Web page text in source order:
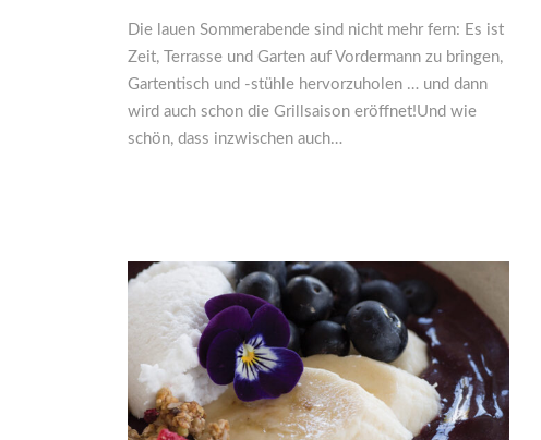
Die lauen Sommerabende sind nicht mehr fern: Es ist
Zeit, Terrasse und Garten auf Vordermann zu bringen,
Gartentisch und -stühle hervorzuholen … und dann
wird auch schon die Grillsaison eröffnet!Und wie
schön, dass inzwischen auch…